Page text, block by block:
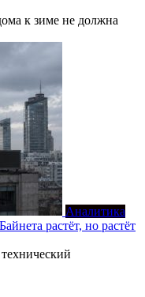
к зиме не должна
Аналитика
растёт, но растёт